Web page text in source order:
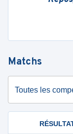
Matchs
Toutes les